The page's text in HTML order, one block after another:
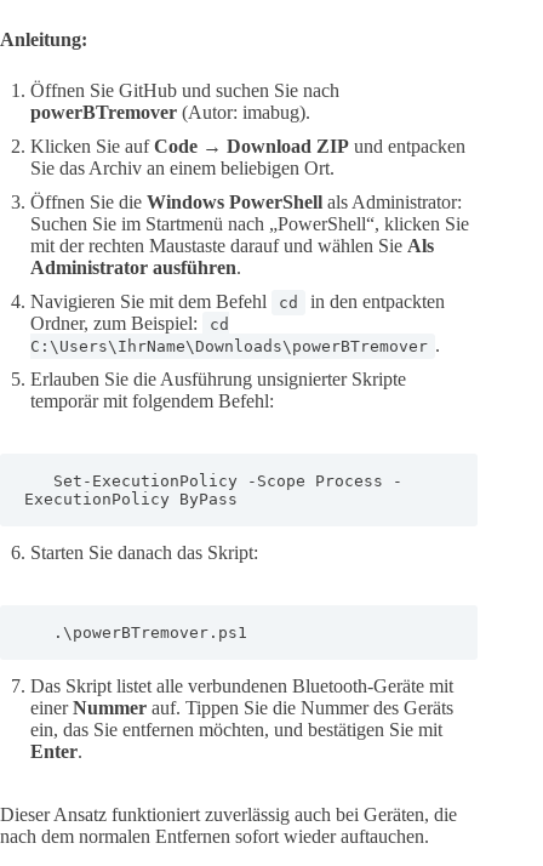
Anleitung:
Öffnen Sie GitHub und suchen Sie nach
powerBTremover (Autor: imabug).
Klicken Sie aufCode → Download ZIP und entpacken
Sie das Archiv an einem beliebigen Ort.
Öffnen Sie die Windows PowerShell als Administrator:
Suchen Sie im Startmenü nach „PowerShell“, klicken Sie
mit der rechten Maustaste darauf und wählen Sie Als
Administrator ausführen.
Navigieren Sie mit dem Befehl
cd
in den entpackten
Ordner, zum Beispiel:
cd
C:\Users\IhrName\Downloads\powerBTremover .
Erlauben Sie die Ausführung unsignierter Skripte
temporär mit folgendem Befehl:
ExecutionPolicy ByPass
Starten Sie danach das Skript:
   .\powerBTremover.ps1
Das Skript listet alle verbundenen Bluetooth-Geräte mit
einerNummer auf. Tippen Sie die Nummer des Geräts
ein, das Sie entfernen möchten, und bestätigen Sie mit
Enter.
Dieser Ansatz funktioniert zuverlässig auch bei Geräten, die
nach dem normalen Entfernen sofort wieder auftauchen.